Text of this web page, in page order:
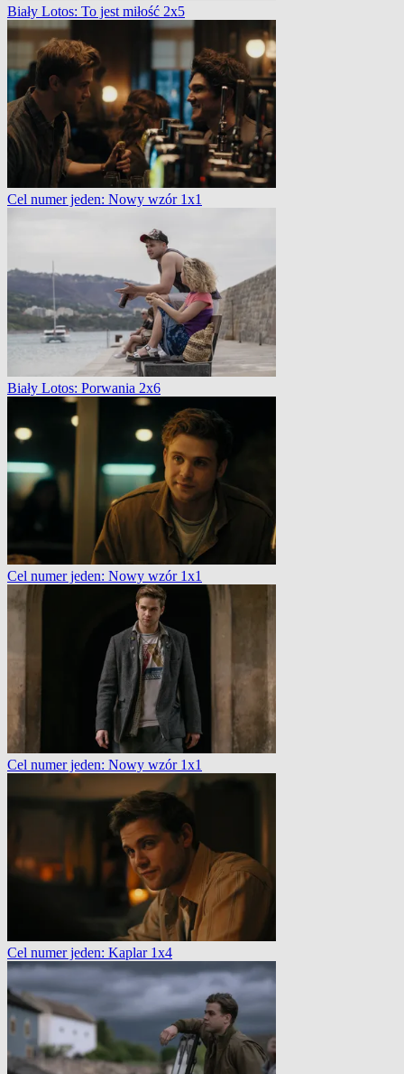
Biały Lotos: To jest miłość 2x5
Cel numer jeden: Nowy wzór 1x1
Biały Lotos: Porwania 2x6
Cel numer jeden: Nowy wzór 1x1
Cel numer jeden: Nowy wzór 1x1
Cel numer jeden: Kaplar 1x4